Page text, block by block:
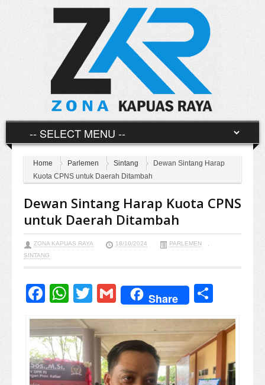
Home Parlemen Sintang
Dewan Sintang Harap
Kuota CPNS untuk Daerah Ditambah
Dewan Sintang Harap Kuota CPNS
untuk Daerah Ditambah
ZONA KAPUAS RAYA 18/10/2024 PARLEMEN
SINTANG
Facebook
WhatsApp
TwitterGmail
Share